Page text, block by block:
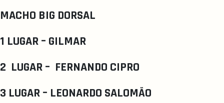
MACHO BIG DORSAL
1 LUGAR – GILMAR
2 LUGAR – FERNANDO CIPRO
3 LUGAR – LEONARDO SALOMÃO